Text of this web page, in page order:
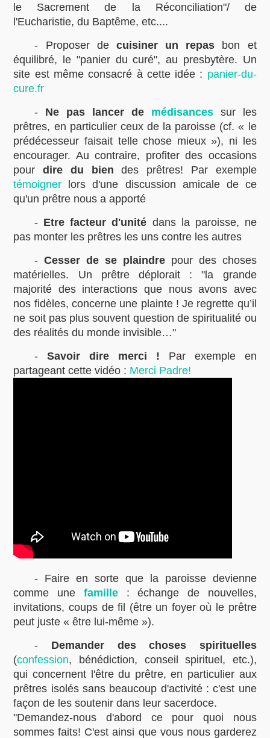
le Sacrement de la Réconciliation"/ de
l'Eucharistie, du Baptême, etc....
- Proposer de cuisiner un repas bon et
équilibré, le "panier du curé", au presbytère. Un
site est même consacré à cette idée : panier-du-
cure.fr
- Ne pas lancer de médisancessur les
prêtres, en particulier ceux de la paroisse (cf. « le
prédécesseur faisait telle chose mieux »), ni les
encourager. Au contraire, profiter des occasions
pourdire du bien des prêtres! Par exemple
témoigner lors d'une discussion amicale de ce
qu'un prêtre nous a apporté
- Etre facteur d'unité dans la paroisse, ne
pas monter les prêtres les uns contre les autres
-Cesser de se plaindrepour des choses
matérielles. Un prêtre déplorait : "la grande
majorité des interactions que nous avons avec
nos fidèles, concerne une plainte ! Je regrette qu’il
ne soit pas plus souvent question de spiritualité ou
des réalités du monde invisible…"
-Savoir dire merci ! Par exemple en
partageant cette vidéo : Merci Padre!
- Faire en sorte que la paroisse devienne
comme une famille: échange de nouvelles,
invitations, coups de fil (être un foyer où le prêtre
peut juste « être lui-même »).
- Demander des choses spirituelles
(confession, bénédiction, conseil spirituel, etc.),
qui concernent l'être du prêtre, en particulier aux
prêtres isolés sans beaucoup d'activité : c'est une
façon de les soutenir dans leur sacerdoce.
"Demandez-nous d'abord ce pour quoi nous
sommes faits! C'est ainsi que vous nous garderez